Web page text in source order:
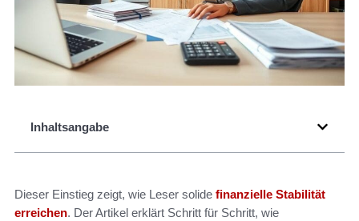
Inhaltsangabe
Dieser Einstieg zeigt, wie Leser solide finanzielle Stabilität
erreichen. Der Artikel erklärt Schritt für Schritt, wie